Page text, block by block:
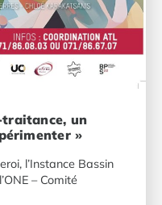
traitance, un
»
l’Instance Bassin
– Comité